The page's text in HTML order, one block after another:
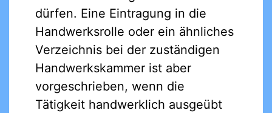
dürfen. Eine Eintragung in die
Handwerksrolle oder ein ähnliches
Verzeichnis bei der zuständigen
Handwerkskammer ist aber
vorgeschrieben, wenn die
Tätigkeit handwerklich ausgeübt